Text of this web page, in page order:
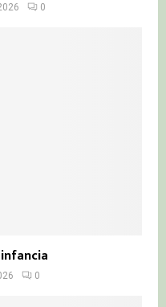
0
0